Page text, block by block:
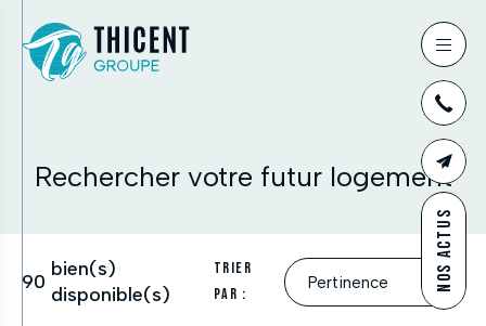
NOS ACTUS
Rechercher votre futur logement
90
bien(s)
disponible(s)
Trier
par :